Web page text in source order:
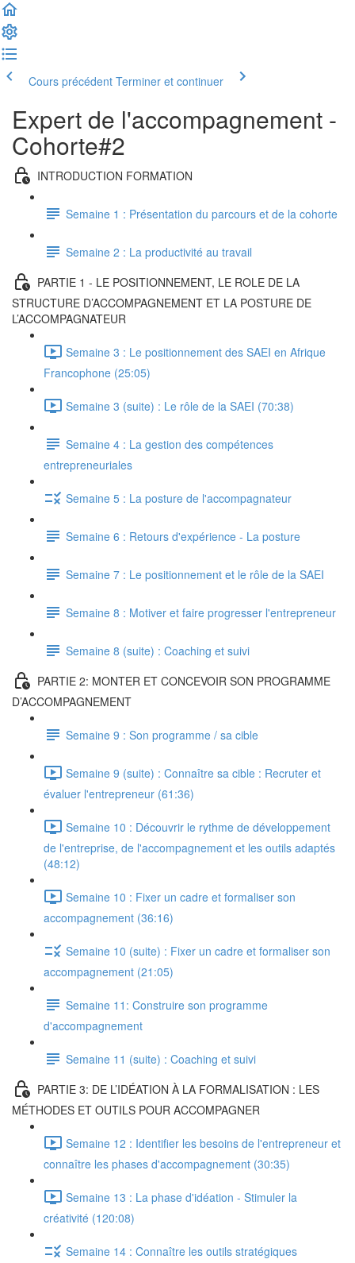
Cours précédent Terminer et continuer
Expert de l'accompagnement -
Cohorte#2
INTRODUCTION FORMATION
Semaine 1 : Présentation du parcours et de la cohorte
Semaine 2 : La productivité au travail
PARTIE 1 - LE POSITIONNEMENT, LE ROLE DE LA
STRUCTURE D’ACCOMPAGNEMENT ET LA POSTURE DE
L’ACCOMPAGNATEUR
Semaine 3 : Le positionnement des SAEI en Afrique
Francophone (25:05)
Semaine 3 (suite) : Le rôle de la SAEI (70:38)
Semaine 4 : La gestion des compétences
entrepreneuriales
Semaine 5 : La posture de l'accompagnateur
Semaine 6 : Retours d'expérience - La posture
Semaine 7 : Le positionnement et le rôle de la SAEI
Semaine 8 : Motiver et faire progresser l'entrepreneur
Semaine 8 (suite) : Coaching et suivi
PARTIE 2: MONTER ET CONCEVOIR SON PROGRAMME
D’ACCOMPAGNEMENT
Semaine 9 : Son programme / sa cible
Semaine 9 (suite) : Connaître sa cible : Recruter et
évaluer l'entrepreneur (61:36)
Semaine 10 : Découvrir le rythme de développement
de l'entreprise, de l'accompagnement et les outils adaptés
(48:12)
Semaine 10 : Fixer un cadre et formaliser son
accompagnement (36:16)
Semaine 10 (suite) : Fixer un cadre et formaliser son
accompagnement (21:05)
Semaine 11: Construire son programme
d'accompagnement
Semaine 11 (suite) : Coaching et suivi
PARTIE 3: DE L’IDÉATION À LA FORMALISATION : LES
MÉTHODES ET OUTILS POUR ACCOMPAGNER
Semaine 12 : Identifier les besoins de l'entrepreneur et
connaître les phases d'accompagnement (30:35)
Semaine 13 : La phase d'idéation - Stimuler la
créativité (120:08)
Semaine 14 : Connaître les outils stratégiques